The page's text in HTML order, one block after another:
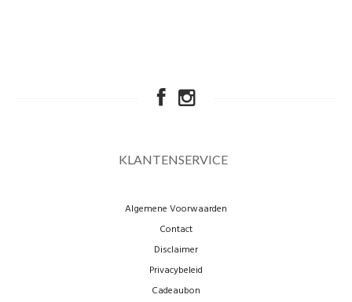
KLANTENSERVICE
Algemene Voorwaarden
Contact
Disclaimer
Privacybeleid
Cadeaubon